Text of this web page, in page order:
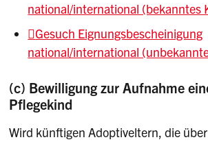
national/international (bekanntes
Gesuch Eignungsbescheinigung
national/international
(c) Bewilligung zur Aufnahme
Pflegekind
Wird künftigen Adoptiveltern, die